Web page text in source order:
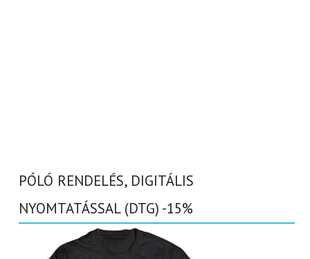
PÓLÓ RENDELÉS, DIGITÁLIS
NYOMTATÁSSAL (DTG) -15%